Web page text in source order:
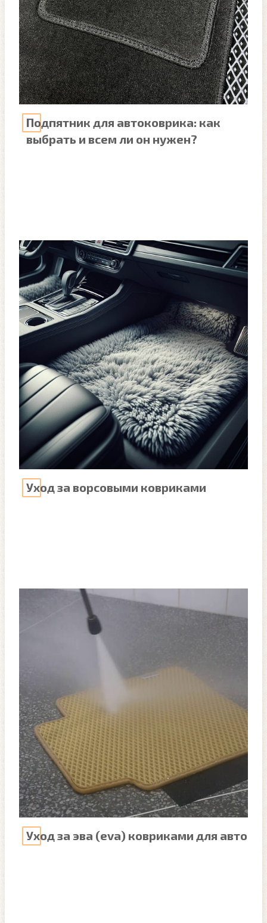
Подпятник для автоковрика: как
выбрать и всем ли он нужен?
Уход за ворсовыми ковриками
Уход за эва (eva) ковриками для авто